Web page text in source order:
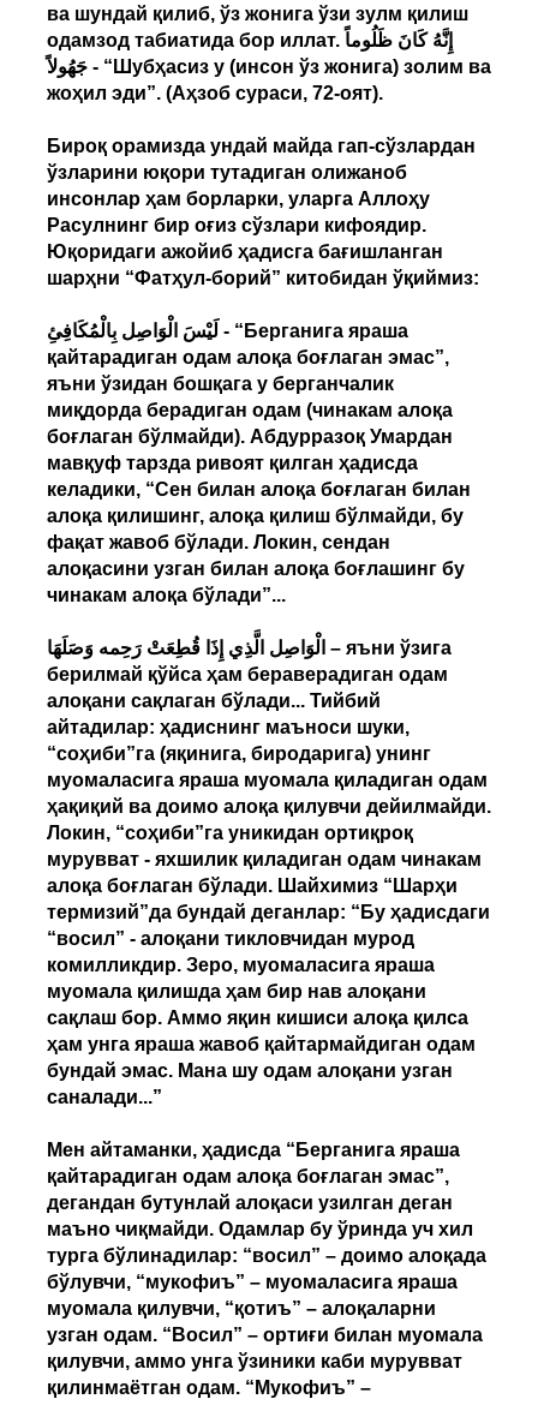
ва шундай қилиб, ўз жонига ўзи зулм қилиш
одамзод табиатида бор иллат. إِنَّهُ كَانَ ظَلُوماً
جَهُولاً - “Шубҳасиз у (инсон ўз жонига) золим ва
жоҳил эди”. (Аҳзоб сураси, 72-оят).
Бироқ орамизда ундай майда гап-сўзлардан
ўзларини юқори тутадиган олижаноб
инсонлар ҳам борларки, уларга Аллоҳу
Расулнинг бир оғиз сўзлари кифоядир.
Юқоридаги ажойиб ҳадисга бағишланган
шарҳни “Фатҳул-борий” китобидан ўқиймиз:
لَيْسَ الْوَاصِل بِالْمُكَافِئِ - “Берганига яраша
қайтарадиган одам алоқа боғлаган эмас”,
яъни ўзидан бошқага у берганчалик
миқдорда берадиган одам (чинакам алоқа
боғлаган бўлмайди). Абдурразоқ Умардан
мавқуф тарзда ривоят қилган ҳадисда
келадики, “Сен билан алоқа боғлаган билан
алоқа қилишинг, алоқа қилиш бўлмайди, бу
фақат жавоб бўлади. Локин, сендан
алоқасини узган билан алоқа боғлашинг бу
чинакам алоқа бўлади”...
الْوَاصِل الَّذِي إِذَا قُطِعَتْ رَحِمه وَصَلَهَا – яъни ўзига
берилмай қўйса ҳам бераверадиган одам
алоқани сақлаган бўлади... Тийбий
айтадилар: ҳадиснинг маъноси шуки,
“соҳиби”га (яқинига, биродарига) унинг
муомаласига яраша муомала қиладиган одам
ҳақиқий ва доимо алоқа қилувчи дейилмайди.
Локин, “соҳиби”га уникидан ортиқроқ
мурувват - яхшилик қиладиган одам чинакам
алоқа боғлаган бўлади. Шайхимиз “Шарҳи
термизий”да бундай деганлар: “Бу ҳадисдаги
“восил” - алоқани тикловчидан мурод
комилликдир. Зеро, муомаласига яраша
муомала қилишда ҳам бир нав алоқани
сақлаш бор. Аммо яқин кишиси алоқа қилса
ҳам унга яраша жавоб қайтармайдиган одам
бундай эмас. Мана шу одам алоқани узган
саналади...”
Мен айтаманки, ҳадисда “Берганига яраша
қайтарадиган одам алоқа боғлаган эмас”,
дегандан бутунлай алоқаси узилган деган
маъно чиқмайди. Одамлар бу ўринда уч хил
турга бўлинадилар: “восил” – доимо алоқада
бўлувчи, “мукофиъ” – муомаласига яраша
муомала қилувчи, “қотиъ” – алоқаларни
узган одам. “Восил” – ортиғи билан муомала
қилувчи, аммо унга ўзиники каби мурувват
қилинмаётган одам. “Мукофиъ” –